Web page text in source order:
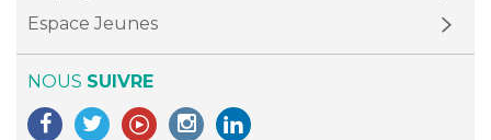
Espace Jeunes
NOUS SUIVRE